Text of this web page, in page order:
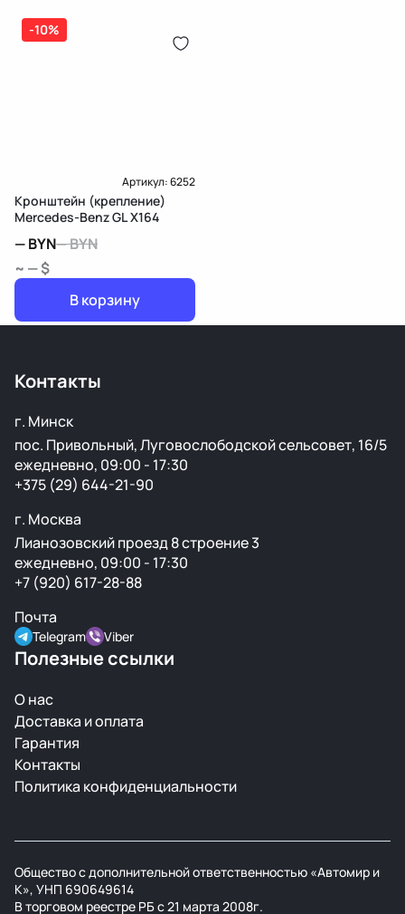
-10%
Артикул:6252
Кронштейн (крепление)
Mercedes-Benz GL X164
—BYN—BYN
~ — $
В корзину
Контакты
г. Минск
пос. Привольный, Луговослободской сельсовет, 16/5
ежедневно, 09:00 - 17:30
+375 (29) 644-21-90
г. Москва
Лианозовский проезд 8 строение 3
ежедневно, 09:00 - 17:30
+7 (920) 617-28-88
Почта
Telegram Viber
Полезные ссылки
О нас
Доставка и оплата
Гарантия
Контакты
Политика конфиденциальности
Общество с дополнительной ответственностью «Автомир и
К», УНП 690649614
В торговом реестре РБ с 21 марта 2008г.